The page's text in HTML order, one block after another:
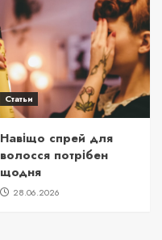
Статьи
Навіщо спрей для
волосся потрібен
щодня
28.06.2026